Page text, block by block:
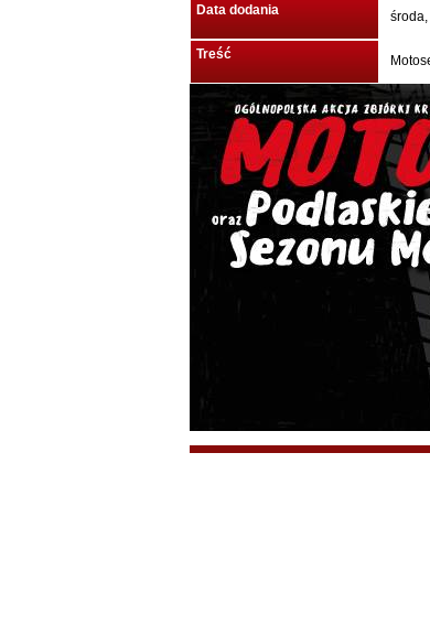
Data dodania
Treść